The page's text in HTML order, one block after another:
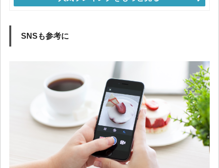
SNSも参考に